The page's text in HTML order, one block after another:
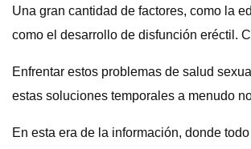
Una gran cantidad de factores, como la
como el desarrollo de disfunción eréctil.
Enfrentar estos problemas de salud
estas soluciones temporales a menudo
En esta era de la información, donde